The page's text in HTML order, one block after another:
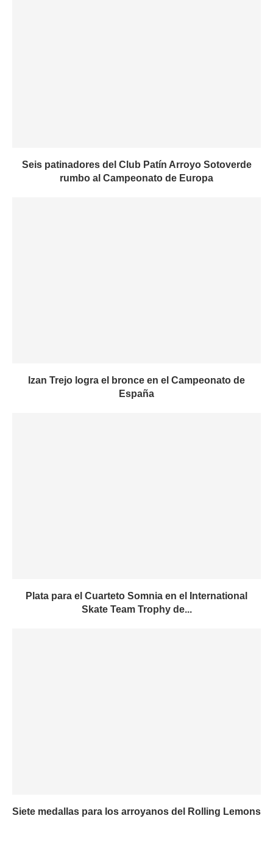
Seis patinadores del Club Patín Arroyo Sotoverde
rumbo al Campeonato de Europa
Izan Trejo logra el bronce en el Campeonato de
España
Plata para el Cuarteto Somnia en el International
Skate Team Trophy de...
Siete medallas para los arroyanos del Rolling Lemons